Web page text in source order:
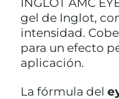
INGLOT AMC
gel de Inglot,
intensidad.
para un efecto
aplicación.
La fórmula del